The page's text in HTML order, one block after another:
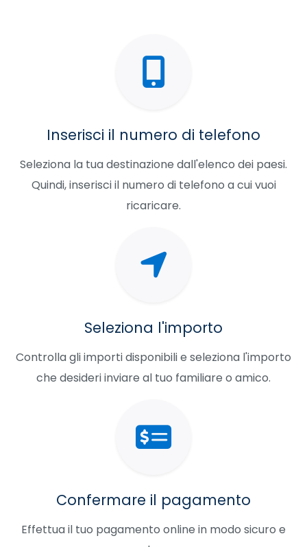
Inserisci il numero di telefono
Seleziona la tua destinazione dall'elenco dei paesi.
Quindi, inserisci il numero di telefono a cui vuoi
ricaricare.
Seleziona l'importo
Controlla gli importi disponibili e seleziona l'importo
che desideri inviare al tuo familiare o amico.
Confermare il pagamento
Effettua il tuo pagamento online in modo sicuro e